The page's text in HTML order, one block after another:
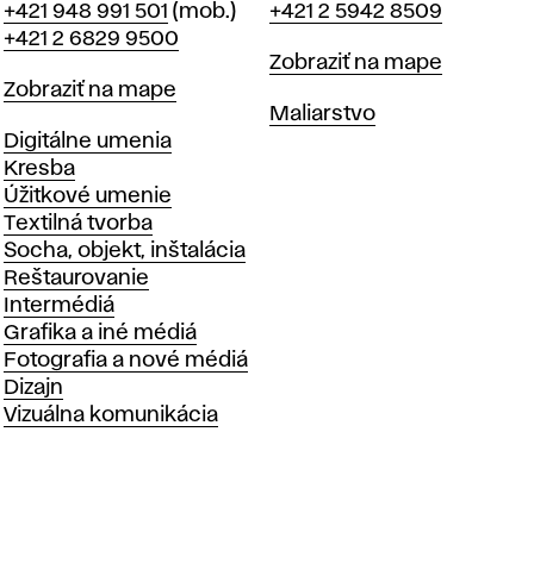
Telefón
+421 948 991 501 (mob.)
+421 2 6829 9500
Mapa
Zobraziť na mape
Katedry
Digitálne umenia
Kresba
Úžitkové umenie
Textilná tvorba
Socha, objekt, inštalácia
Reštaurovanie
Intermédiá
Grafika a iné médiá
Fotografia a nové médiá
Dizajn
Vizuálna komunikácia
Telefón
+421 2 5942 8509
Mapa
Zobraziť na mape
Katedry
Maliarstvo